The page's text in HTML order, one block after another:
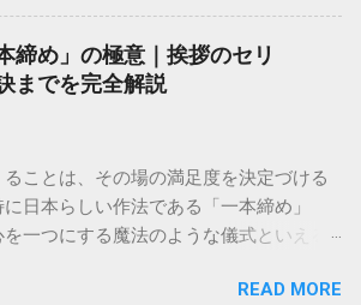
メージが強いかもしれませんが、個人
非常に充実しています。大切なのは、
連絡先を選ぶことです。この記事で
ら営業所への電話連絡、再配達の依頼
でも迷わずに解決できる方法を詳しく
ワークを持つ大手運送会社です。特に
そして企業間の輸送において圧倒的な
人で利用する場合、他の宅配業者と少し
締め」の極意｜挨拶のセリ
までを完全解説
ことは、その場の満足度を決定づける
日本らしい作法である「一本締め」
一つにする魔法のような儀式といえる
自信がない」と不安を感じる方も多いは
READ MORE